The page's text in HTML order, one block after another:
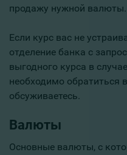
продажу нужной валюты.
Если курс вас не
отделение банка с
выгодного курса в
необходимо обратиться
обсуживаетесь.
Валюты
Основные валюты, с